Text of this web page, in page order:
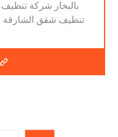
بالبخار شركة
تنظيف شقق الشارقة